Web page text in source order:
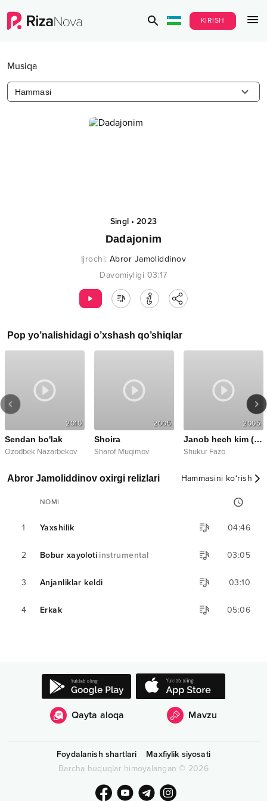
KIRISH
Musiqa
Hammasi
Singl•2023
Dadajonim
Ijrochi:Abror Jamoliddinov
Davomiyligi 03:17
Pop yo’nalishidagi o’xshash qo’shiqlar
2010
Sendan bo'lak
Ozodbek Nazarbekov
2005
Shoira
Sharof Muqimov
2005
Janob hech kim (OST)
Shukur Fazo
Abror Jamoliddinov oxirgi relizlari Hammasini ko‘rish
NOMI
1 Yaxshilik 04:46
2 Bobur xayoloti instrumental 03:05
3 Anjanliklar keldi 03:10
4 Erkak 05:06
Qayta aloqa Mavzu
Foydalanish shartlari
Maxfiylik siyosati
Barcha huquqlar himoyalangan © 2026